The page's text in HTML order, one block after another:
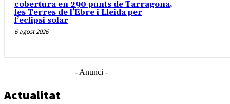
cobertura en 290 punts de Tarragona,
les Terres de l’Ebre i Lleida per
l’eclipsi solar
6 agost 2026
- Anunci -
Actualitat